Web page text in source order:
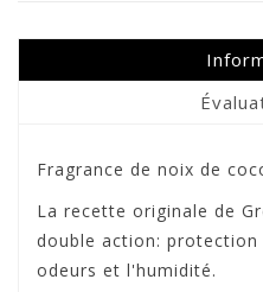
Fragrance de noix de
La recette originale de
double action:
odeurs et l'humidité.